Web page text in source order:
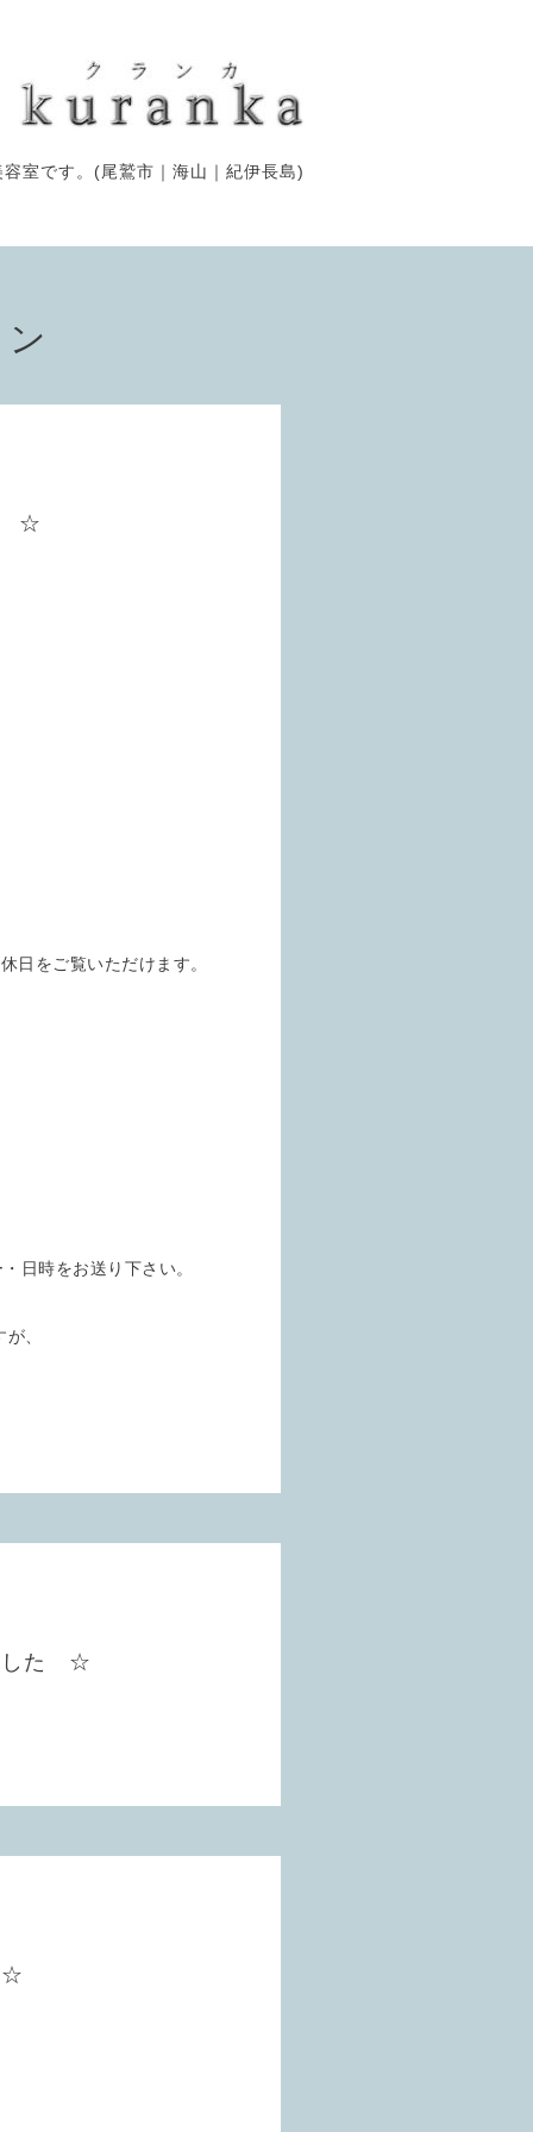
室です。(尾鷲市｜海山｜紀伊長島)
☆
日をご覧いただけます。
時をお送り下さい。
、
した ☆
☆